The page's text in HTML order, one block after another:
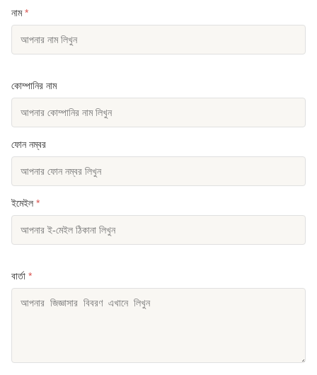
নাম*
কোম্পানির নাম
ফোন নম্বর
ইমেইল *
বার্তা *